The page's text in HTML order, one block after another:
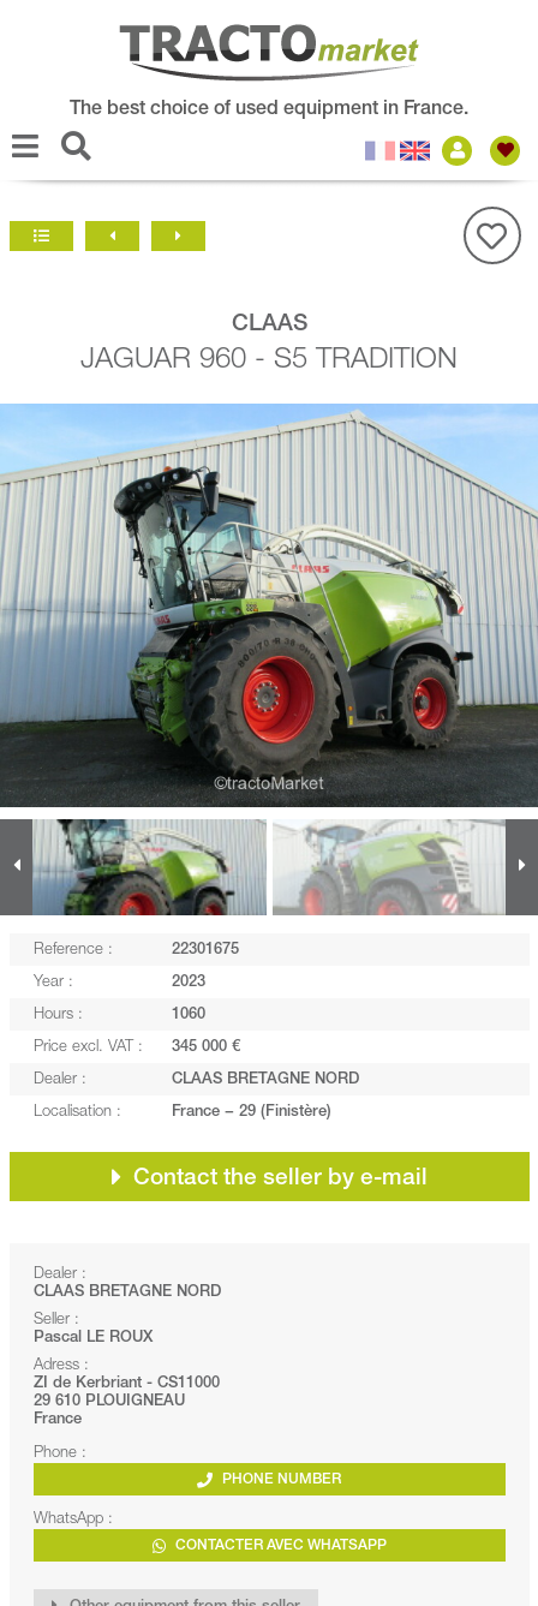
The best choice of used equipment in France.
CLAAS
JAGUAR 960 - S5 TRADITION
Reference : 22301675
Year : 2023
Hours : 1060
Price excl. VAT : 345 000 €
Dealer : CLAAS BRETAGNE NORD
Localisation : France − 29 (Finistère)
Contact the seller by e-mail
Dealer :
CLAAS BRETAGNE NORD
Seller :
Pascal LE ROUX
Adress :
ZI de Kerbriant - CS11000
29 610 PLOUIGNEAU
France
Phone :
PHONE NUMBER
WhatsApp :
CONTACTER AVEC WHATSAPP